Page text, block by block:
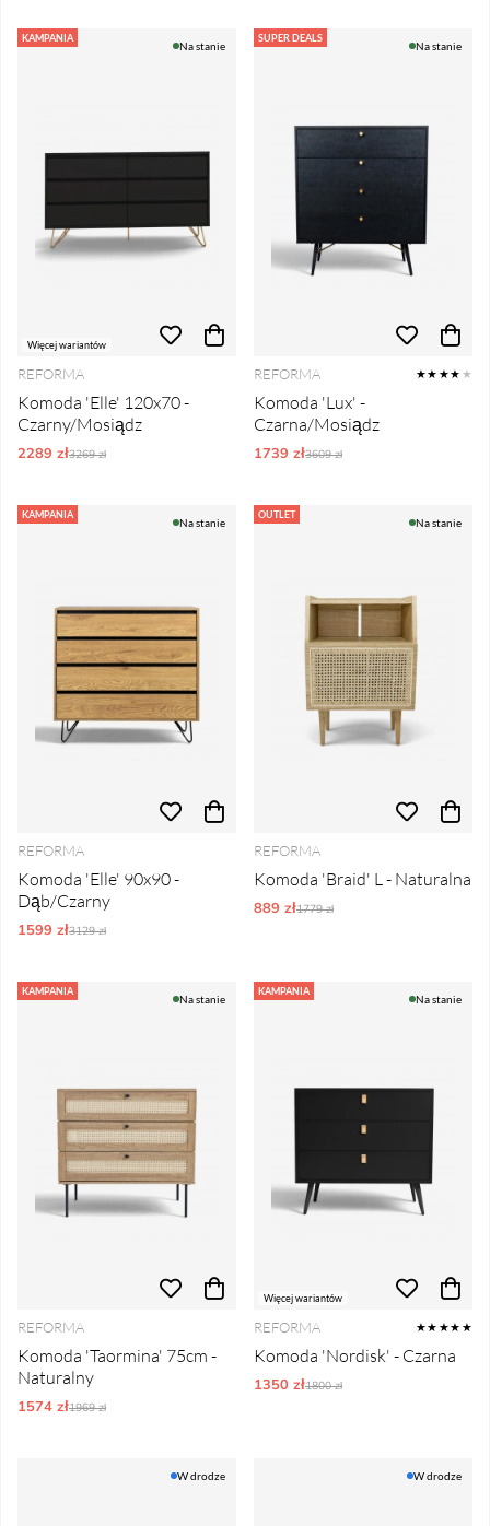
KAMPANIA
Więcej wariantów
Na stanie
REFORMA
Komoda 'Elle' 120x70 -
Czarny/Mosiądz
2289 złOrdynarne ceny:
3269 zł
SUPER DEALS
Na stanie
REFORMA ★★★★ ★
Komoda 'Lux' -
Czarna/Mosiądz
1739 złOrdynarne ceny:
3609 zł
KAMPANIA
Na stanie
REFORMA
Komoda 'Elle' 90x90 -
Dąb/Czarny
1599 złOrdynarne ceny:
3129 zł
OUTLET
Na stanie
REFORMA
Komoda 'Braid' L - Naturalna
889 złOrdynarne ceny:
1779 zł
KAMPANIA
Na stanie
REFORMA
Komoda 'Taormina' 75cm -
Naturalny
1574 złOrdynarne ceny:
1969 zł
KAMPANIA
Więcej wariantów
Na stanie
REFORMA ★★★★★
Komoda 'Nordisk' - Czarna
1350 złOrdynarne ceny:
1800 zł
W drodze W drodze